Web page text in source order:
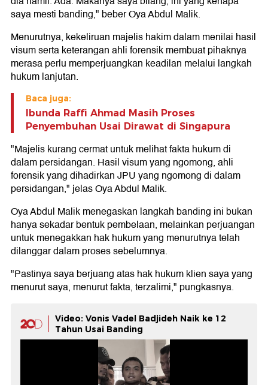
saya mesti banding," beber Oya Abdul Malik.
Menurutnya, kekeliruan majelis hakim dalam menilai hasil
visum serta keterangan ahli forensik membuat pihaknya
merasa perlu memperjuangkan keadilan melalui langkah
hukum lanjutan.
Baca juga:
Ibunda Raffi Ahmad Masih Proses
Penyembuhan Usai Dirawat di Singapura
"Majelis kurang cermat untuk melihat fakta hukum di
dalam persidangan. Hasil visum yang ngomong, ahli
forensik yang dihadirkan JPU yang ngomong di dalam
persidangan," jelas Oya Abdul Malik.
Oya Abdul Malik menegaskan langkah banding ini bukan
hanya sekadar bentuk pembelaan, melainkan perjuangan
untuk menegakkan hak hukum yang menurutnya telah
dilanggar dalam proses sebelumnya.
"Pastinya saya berjuang atas hak hukum klien saya yang
menurut saya, menurut fakta, terzalimi," pungkasnya.
Video: Vonis Vadel Badjideh Naik ke 12
Tahun Usai Banding